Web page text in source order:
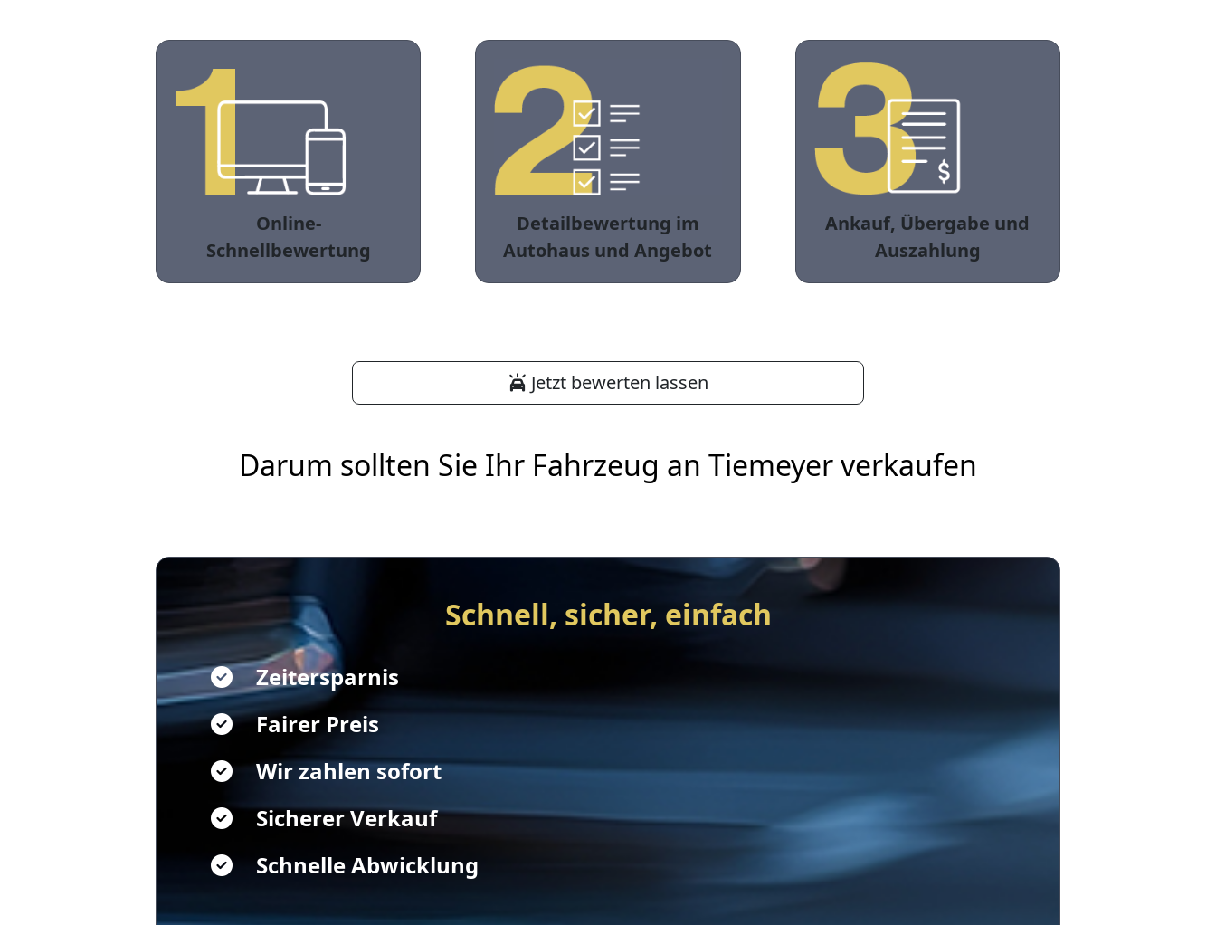
Online-
Schnellbewertung
Detailbewertung im
Autohaus und Angebot
Ankauf, Übergabe und
Auszahlung
Jetzt bewerten lassen
Darum sollten Sie Ihr Fahrzeug an Tiemeyer verkaufen
Schnell, sicher, einfach
Zeitersparnis
Fairer Preis
Wir zahlen sofort
Sicherer Verkauf
Schnelle Abwicklung